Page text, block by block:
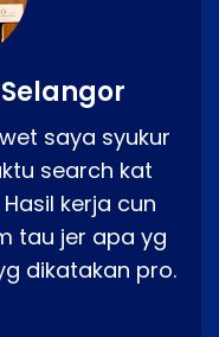
saya syukur
search kat
kerja cun
tau jer apa yg
dikatakan pro.